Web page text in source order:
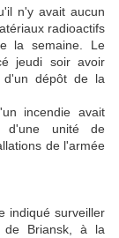
n'y avait aucun
radioactifs
la semaine. Le
jeudi soir avoir
d'un dépôt de la
incendie avait
d'une unité de
de l'armée
indiqué surveiller
de Briansk, à la